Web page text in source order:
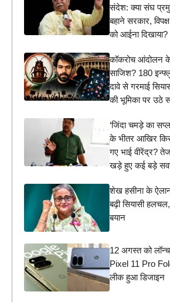
संदेश: क्या संघ
बहाने सरकार,
को आईना दिखाया?
कॉकरोच आंदोलन
साजिश? 180
दावे से गरमाई
की भूमिका पर उठे
‘जिंदा चमड़े का
के भीतर आखिर
गए भाई वीरेंद्र?
खड़े हुए कई बड़े
शेख हसीना के
बढ़ी सियासी
बयान
12 अगस्त को
Pixel 11 Pro
लीक हुआ डिजाइन